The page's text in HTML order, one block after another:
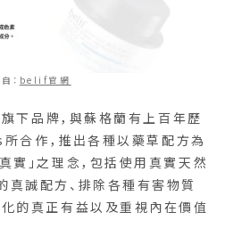
： belif官網
品牌，與蘇格蘭有上百年歷
合作，推出各種以藥草配方為
實」之理念，包括使用真實天然
真誠配方、排除各種有害物質
的真正有益以及重視內在價值